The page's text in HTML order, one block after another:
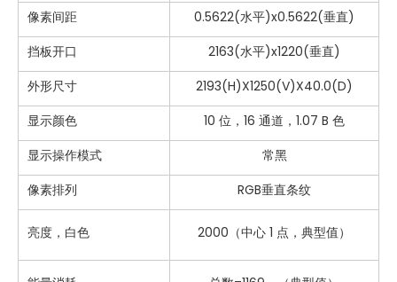
像素间距
0.5622(水平)x0.5622(垂直)
挡板开口
2163(水平)x1220(垂直)
外形尺寸
2193(H)X1250(V)X40.0(D)
显示颜色
10 位，16 通道，1.07 B 色
显示操作模式
常黑
像素排列
RGB垂直条纹
亮度，白色 2000（中心 1 点，典型值）